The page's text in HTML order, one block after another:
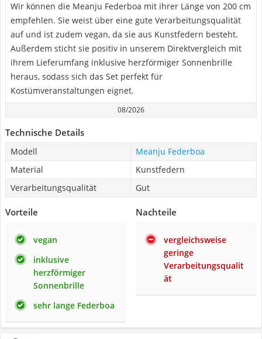
Wir können die Meanju Federboa mit ihrer Länge von 200 cm
empfehlen. Sie weist über eine gute Verarbeitungsqualität
auf und ist zudem vegan, da sie aus Kunstfedern besteht.
Außerdem sticht sie positiv in unserem Direktvergleich mit
ihrem Lieferumfang inklusive herzförmiger Sonnenbrille
heraus, sodass sich das Set perfekt für
Kostümveranstaltungen eignet.
08/2026
Technische Details
Modell
Meanju Federboa
Material
Kunstfedern
Verarbeitungsqualität
Gut
Vorteile
vegan
inklusive
herzförmiger
Sonnenbrille
sehr lange Federboa
Nachteile
vergleichsweise
geringe
Verarbeitungsqualit
ät